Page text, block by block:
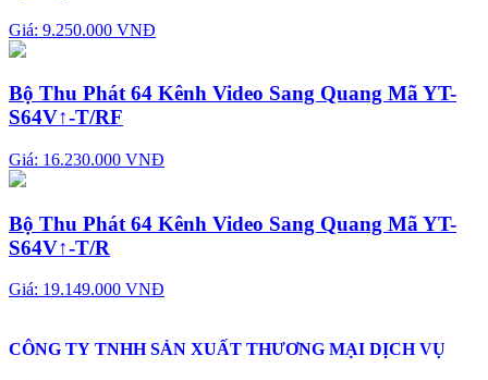
Giá: 9.250.000 VNĐ
Bộ Thu Phát 64 Kênh Video Sang Quang Mã YT-
S64V↑-T/RF
Giá: 16.230.000 VNĐ
Bộ Thu Phát 64 Kênh Video Sang Quang Mã YT-
S64V↑-T/R
Giá: 19.149.000 VNĐ
CÔNG TY TNHH SẢN XUẤT THƯƠNG MẠI DỊCH VỤ